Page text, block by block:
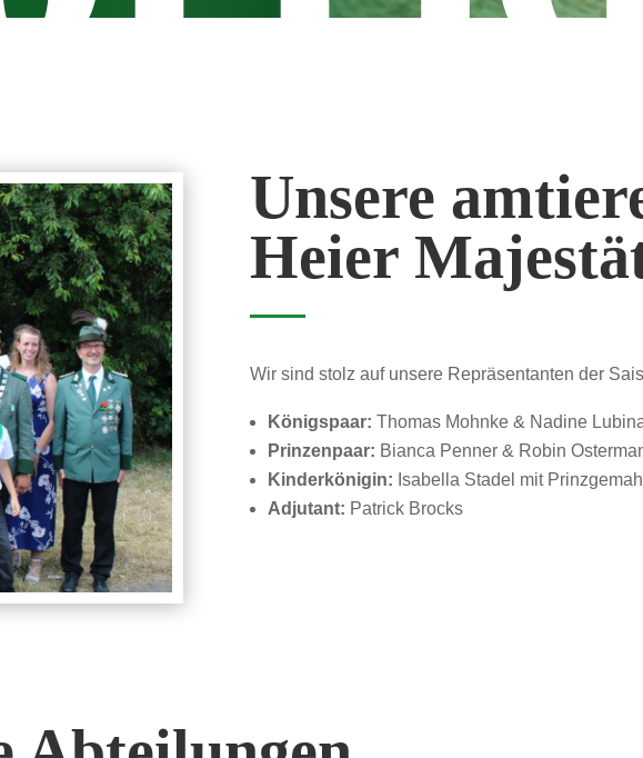
Unsere
Heier
Wir sind stolz auf unsere Repräsentanten der
Königspaar: Thomas Mohnke & Nadine
Prinzenpaar: Bianca Penner & Robin
Kinderkönigin: Isabella Stadel mit
Adjutant: Patrick Brocks